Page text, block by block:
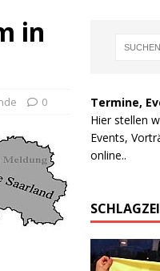
in
0
Termine,
Hier stellen
Events,
online..